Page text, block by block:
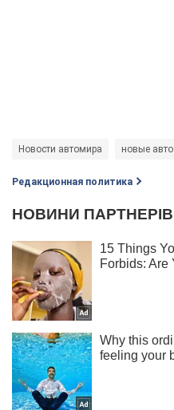
Новости автомира новые авто
Редакционная политика